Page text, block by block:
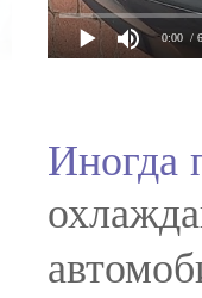
0:00 /
Иногда